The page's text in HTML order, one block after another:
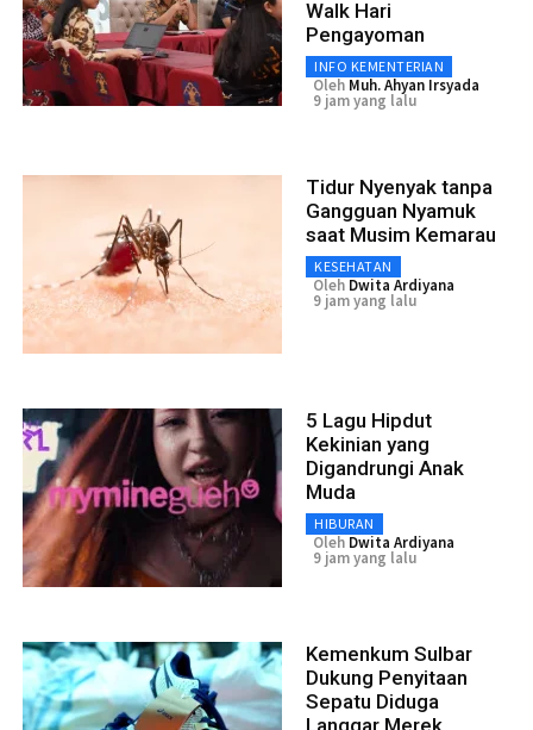
Walk Hari
Pengayoman
INFO KEMENTERIAN
Oleh Muh. Ahyan Irsyada
9 jam yang lalu
Tidur Nyenyak tanpa
Gangguan Nyamuk
saat Musim Kemarau
KESEHATAN
Oleh Dwita Ardiyana
9 jam yang lalu
5 Lagu Hipdut
Kekinian yang
Digandrungi Anak
Muda
HIBURAN
Oleh Dwita Ardiyana
9 jam yang lalu
Kemenkum Sulbar
Dukung Penyitaan
Sepatu Diduga
Langgar Merek